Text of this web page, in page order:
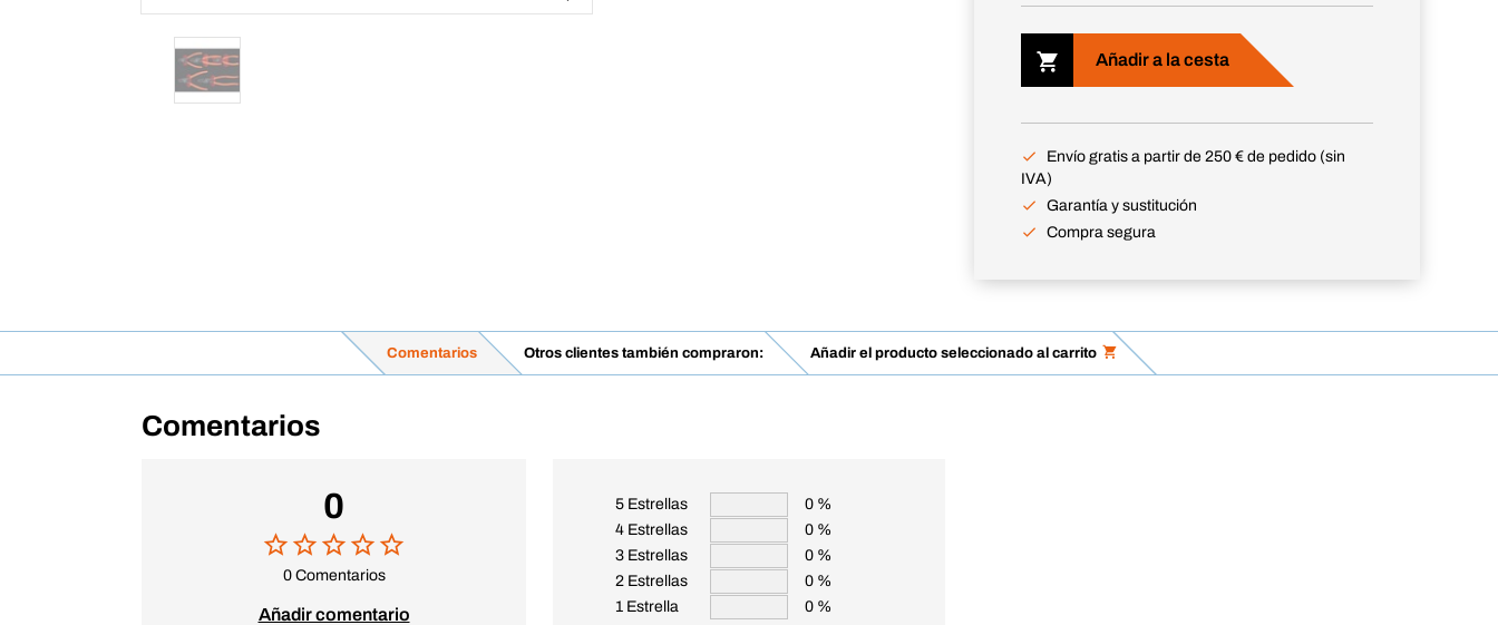
Añadir a la cesta
Envío gratis a partir de 250 € de pedido (sin
IVA)
Garantía y sustitución
Compra segura
Comentarios Otros clientes también compraron: Añadir el producto seleccionado al carrito
Comentarios
0
0 Comentarios
Añadir comentario
5 Estrellas
0 %
4 Estrellas
0 %
3 Estrellas
0 %
2 Estrellas
0 %
1 Estrella
0 %